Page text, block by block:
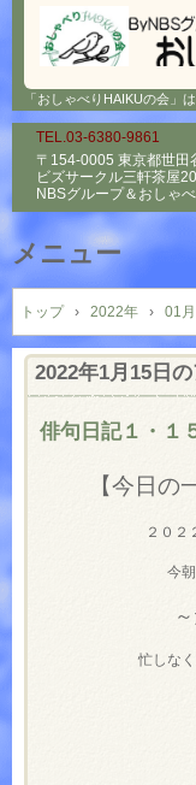
「おしゃべりHAIKUの会」
TEL.03-6380-9861
〒154-0005 東京都世田
ビズサークル三軒茶屋
NBSグループ＆ おしゃ
メニュー
コ
ン
テ
ン
トップ › 2022年 › 01月
2022年1月15日
俳句日記１・１
【今日の
２０
今
忙しな